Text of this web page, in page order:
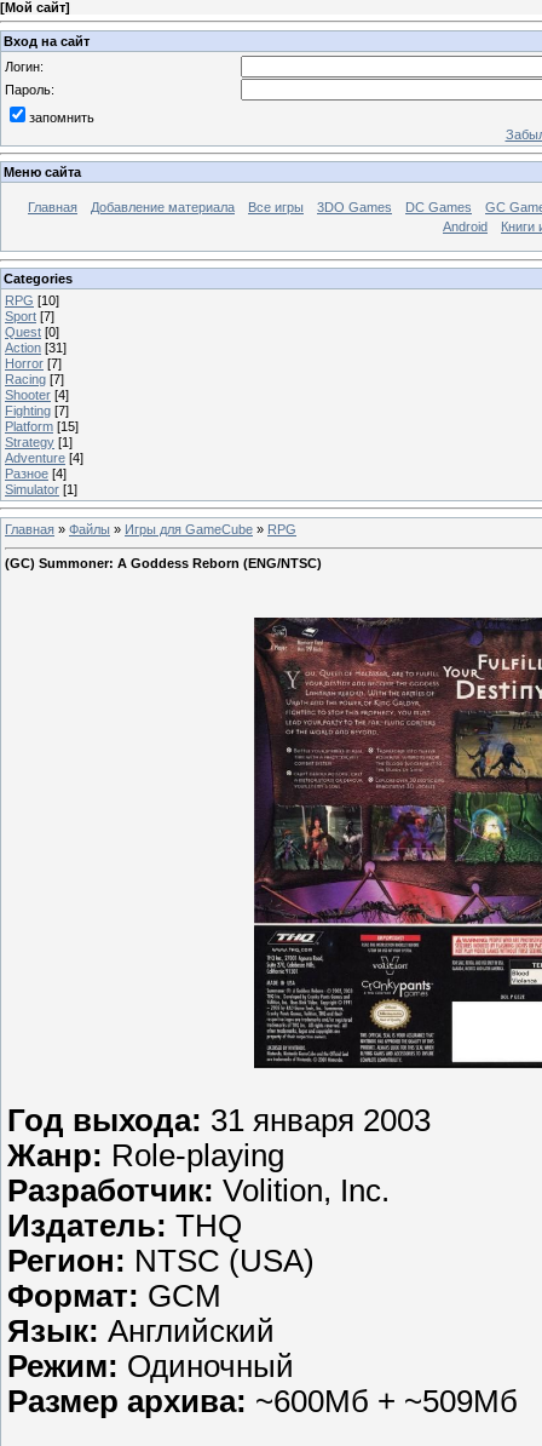
[Мой сайт]
Вход на сайт
Логин:
Пароль:
запомнить
Меню сайта
Главная Добавление материала Все игры 3DO Games DC Games
GC
Android
Книги
Categories
RPG [10]
Sport [7]
Quest [0]
Action [31]
Horror [7]
Racing [7]
Shooter [4]
Fighting [7]
Platform [15]
Strategy [1]
Adventure [4]
Разное [4]
Simulator [1]
Главная » Файлы » Игры для GameCube » RPG
(GC) Summoner: A Goddess Reborn (ENG/NTSC)
Год выхода: 31 января 2003
Жанр: Role-playing
Разработчик: Volition, Inc.
Издатель: THQ
Регион: NTSC (USA)
Формат: GCM
Язык: Английский
Режим: Одиночный
Размер архива: ~600Мб + ~509Мб